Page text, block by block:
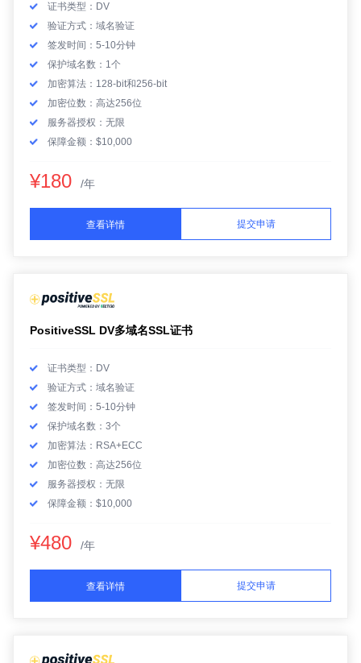
证书类型：DV
验证方式：域名验证
签发时间：5-10分钟
保护域名数：1个
加密算法：128-bit和256-bit
加密位数：高达256位
服务器授权：无限
保障金额：$10,000
¥180 /年
查看详情 提交申请
PositiveSSL DV多域名SSL证书
证书类型：DV
验证方式：域名验证
签发时间：5-10分钟
保护域名数：3个
加密算法：RSA+ECC
加密位数：高达256位
服务器授权：无限
保障金额：$10,000
¥480 /年
查看详情 提交申请